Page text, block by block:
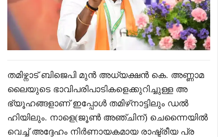
തമിഴ്നാട് ബിജെപി മുൻ അധ്യക്ഷൻ കെ. അണ്ണാമ
ലൈയുടെ ഭാവിപരിപാടികളെക്കുറിച്ചുള്ള അ
ഭ്യൂഹങ്ങളാണ് ഇപ്പോൾ തമിഴ്‌നാട്ടിലും ഡൽ
ഹിയിലും. നാളെ(ജൂൺ അഞ്ചിന്) ചെന്നൈയിൽ
വെച്ച് അദ്ദേഹം നിർണായകമായ രാഷ്ട്രീയ പ്ര